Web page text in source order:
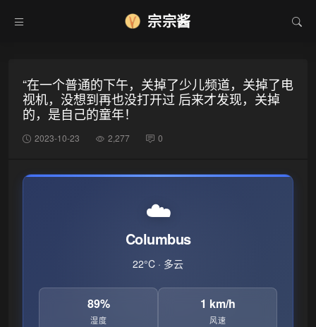
宗宗酱
“在一个普通的下午，关掉了少儿频道，关掉了电
视机，没想到再也没打开过 后来才发现，关掉
的，是自己的童年！
2023-10-23 2,277 0
☁️
Columbus
22°C · 多云
89%
湿度
1 km/h
风速